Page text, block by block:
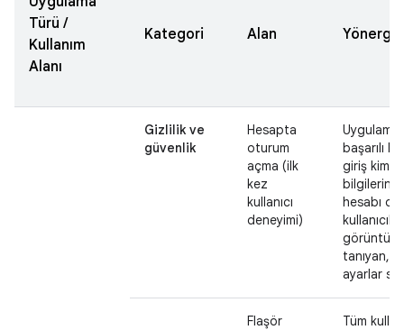
Türü /
Kullanım
Alanı
Kategori Alan
Gizlilik ve
güvenlik
Hesapta
oturum
açma (ilk
kez
kullanıcı
deneyimi)
başarılı
giriş kimlik
bilgilerini)
hesabı
tanıyan,
ayarlar
Flaşör
Tüm